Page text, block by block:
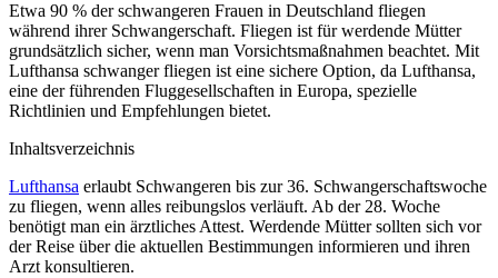
Etwa 90 % der schwangeren Frauen in Deutschland fliegen
während ihrer Schwangerschaft. Fliegen ist für werdende Mütter
grundsätzlich sicher, wenn man Vorsichtsmaßnahmen beachtet. Mit
Lufthansa schwanger fliegen ist eine sichere Option, da Lufthansa,
eine der führenden Fluggesellschaften in Europa, spezielle
Richtlinien und Empfehlungen bietet.
Inhaltsverzeichnis
Lufthansa erlaubt Schwangeren bis zur 36. Schwangerschaftswoche
zu fliegen, wenn alles reibungslos verläuft. Ab der 28. Woche
benötigt man ein ärztliches Attest. Werdende Mütter sollten sich vor
der Reise über die aktuellen Bestimmungen informieren und ihren
Arzt konsultieren.